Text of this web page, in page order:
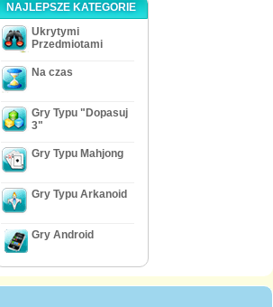
NAJLEPSZE KATEGORIE
Ukrytymi
Przedmiotami
Na czas
Gry Typu "Dopasuj
3"
Gry Typu Mahjong
Gry Typu Arkanoid
Gry Android